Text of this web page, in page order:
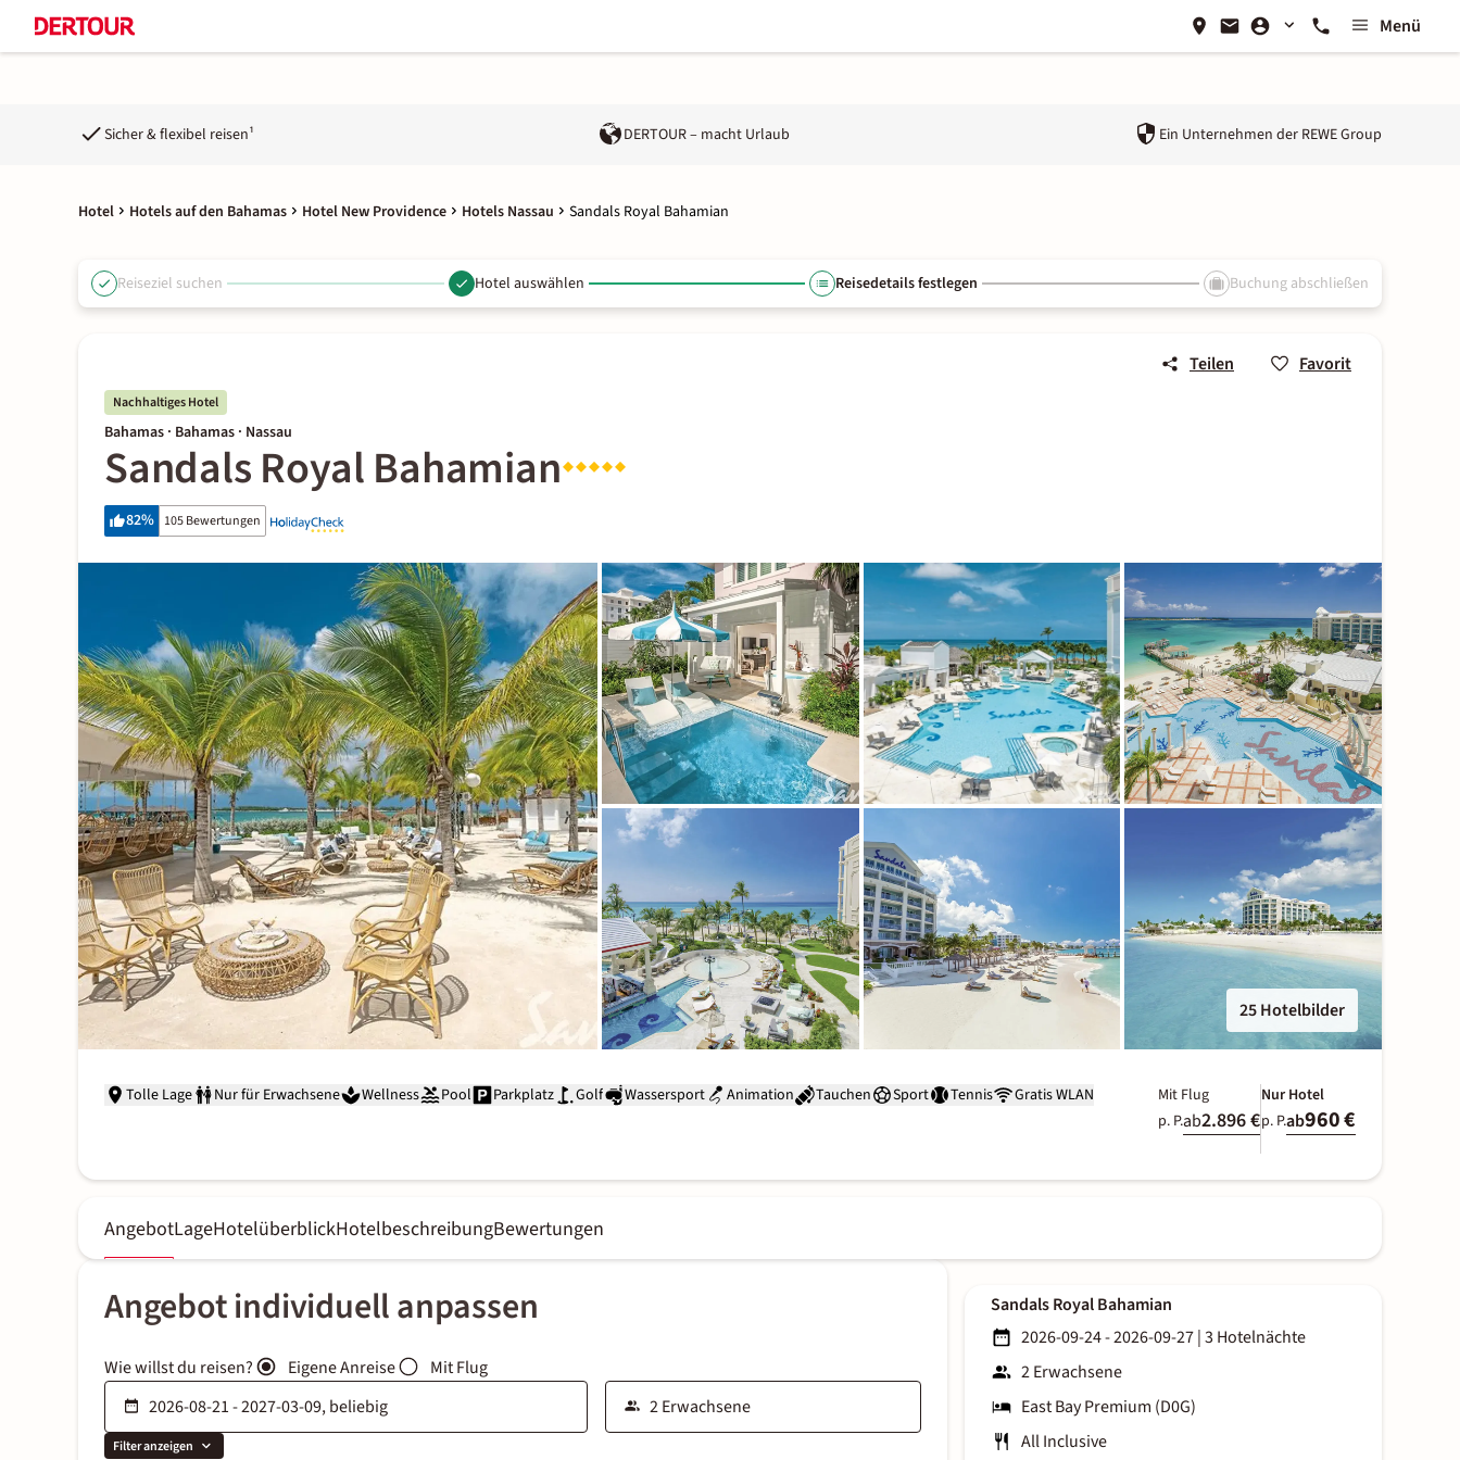
Menü
Sicher & flexibel reisen¹ DERTOUR – macht Urlaub Ein Unternehmen der REWE Group
Hotel Hotels auf den Bahamas Hotel New Providence Hotels Nassau Sandals Royal Bahamian
Reiseziel suchen Hotel auswählen Reisedetails festlegen Buchung abschließen
Teilen Favorit
Nachhaltiges Hotel
Bahamas · Bahamas · Nassau
Sandals Royal Bahamian
82% 105 Bewertungen
25 Hotelbilder
Tolle Lage Nur für Erwachsene Wellness Pool Parkplatz Golf Wassersport Animation Tauchen Sport Tennis Gratis WLAN
Mit Flug
p. P.ab2.896 €
Nur Hotel
p. P.ab960 €
AngebotLageHotelüberblickHotelbeschreibungBewertungen
Angebot individuell anpassen
Wie willst du reisen? Eigene Anreise Mit Flug
Filter anzeigen
Sandals Royal Bahamian
2026-09-24 - 2026-09-27|3 Hotelnächte
2 Erwachsene
East Bay Premium (D0G)
All Inclusive